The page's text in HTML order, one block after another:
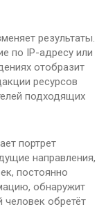
результаты.
по IP-адресу или
отобразит
ресурсов
подходящих
портрет
направления,
постоянно
обнаружит
обретёт